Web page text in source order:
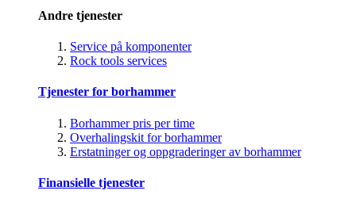
Andre tjenester
Service på komponenter
Rock tools services
Tjenester for borhammer
Borhammer pris per time
Overhalingskit for borhammer
Erstatninger og oppgraderinger av borhammer
Finansielle tjenester